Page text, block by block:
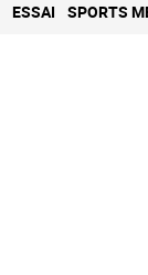
ESSAI SPORTS